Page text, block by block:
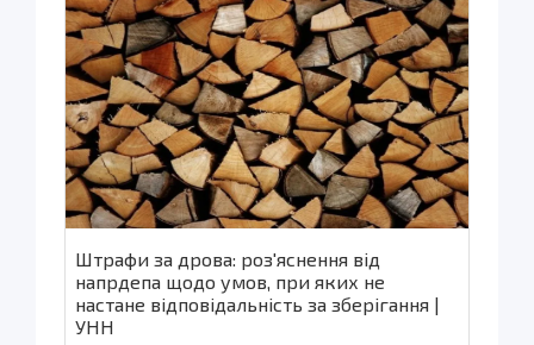
Штрафи за дрова: роз'яснення від
напрдепа щодо умов, при яких не
настане відповідальність за зберігання |
УНН